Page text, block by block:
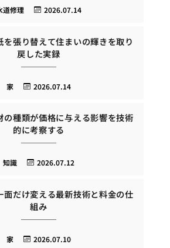
2026.07.14
道修理
を張り替えて住まいの輝きを取り
戻した実録
2026.07.14
家
の種類が価格に与える影響を技術
的に考察する
2026.07.12
知識
面だけ変える最新技術と料金の仕
組み
2026.07.10
家